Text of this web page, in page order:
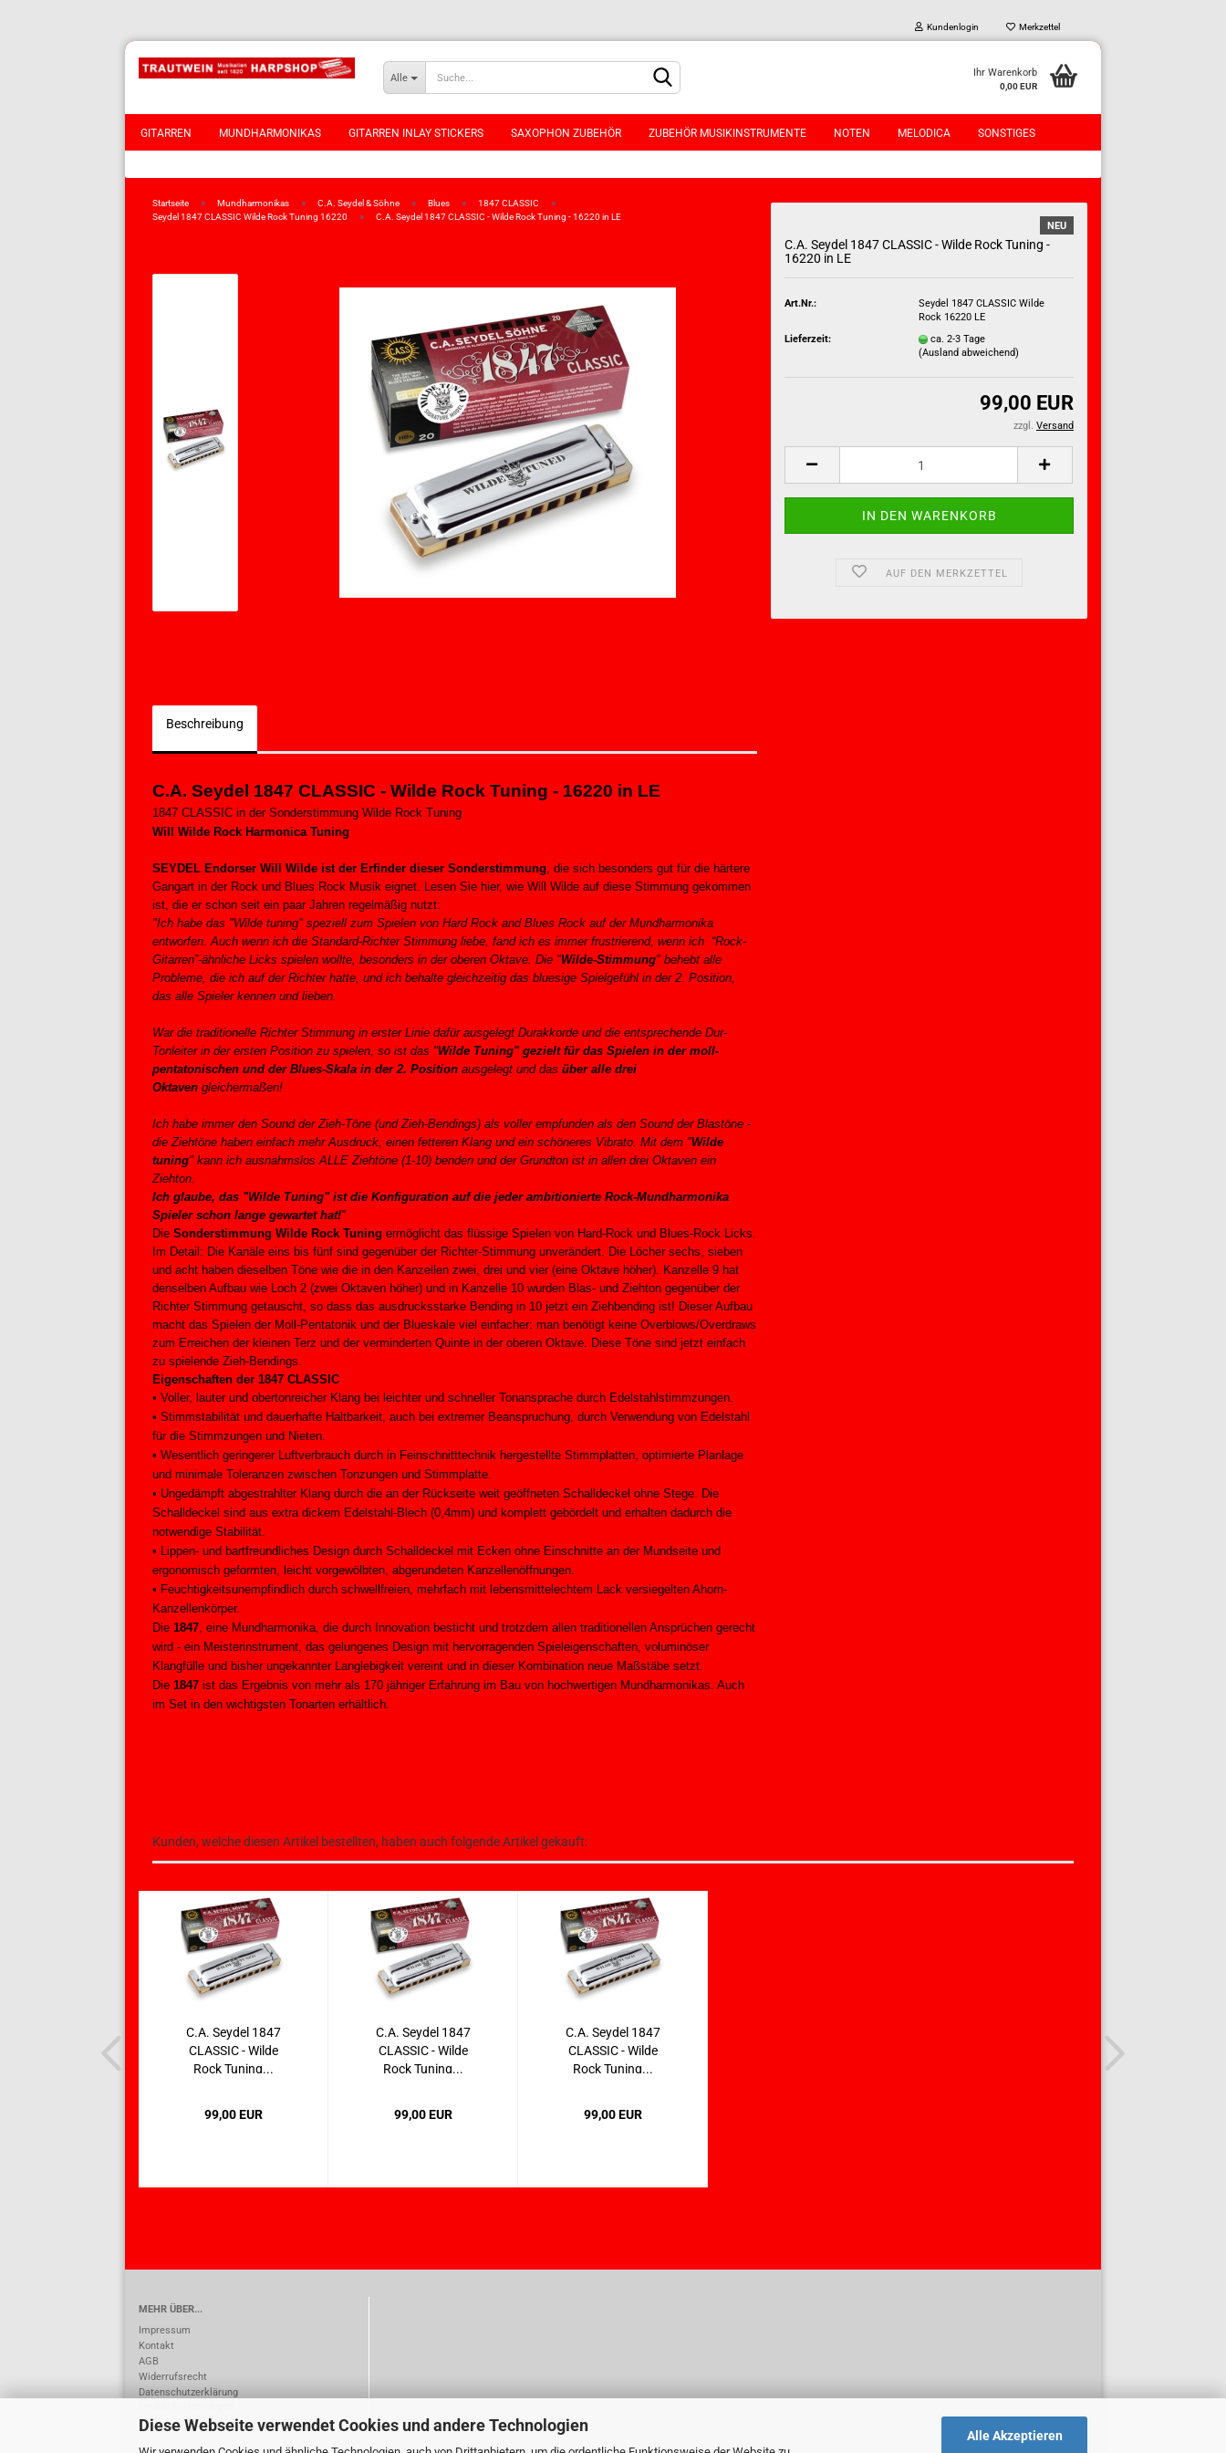
Diese Webseite verwendet Cookies und andere Technologien
Alle Akzeptieren
Kundenlogin Merkzettel
Alle Ihr Warenkorb
0,00 EUR
GITARREN MUNDHARMONIKAS GITARREN INLAY STICKERS SAXOPHON ZUBEHÖR ZUBEHÖR MUSIKINSTRUMENTE NOTEN MELODICA SONSTIGES
Startseite » Mundharmonikas » C.A. Seydel & Söhne » Blues » 1847 CLASSIC »
Seydel 1847 CLASSIC Wilde Rock Tuning 16220 » C.A. Seydel 1847 CLASSIC - Wilde Rock Tuning - 16220 in LE
NEU
C.A. Seydel 1847 CLASSIC - Wilde Rock Tuning -
16220 in LE
Art.Nr.:
Seydel 1847 CLASSIC Wilde
Rock 16220 LE
Lieferzeit:
ca. 2-3 Tage
(Ausland abweichend)
99,00 EUR
zzgl. Versand
AUF DEN MERKZETTEL
Beschreibung
C.A. Seydel 1847 CLASSIC - Wilde Rock Tuning - 16220 in LE
1847 CLASSIC in der Sonderstimmung Wilde Rock Tuning
Will Wilde Rock Harmonica Tuning
SEYDEL Endorser Will Wilde ist der Erfinder dieser Sonderstimmung, die sich besonders gut für die härtere
Gangart in der Rock und Blues Rock Musik eignet. Lesen Sie hier, wie Will Wilde auf diese Stimmung gekommen
ist, die er schon seit ein paar Jahren regelmäßig nutzt:
"Ich habe das "Wilde tuning" speziell zum Spielen von Hard Rock and Blues Rock auf der Mundharmonika
entworfen. Auch wenn ich die Standard-Richter Stimmung liebe, fand ich es immer frustrierend, wenn ich “Rock-
Gitarren”-ähnliche Licks spielen wollte, besonders in der oberen Oktave. Die "Wilde-Stimmung" behebt alle
Probleme, die ich auf der Richter hatte, und ich behalte gleichzeitig das bluesige Spielgefühl in der 2. Position,
das alle Spieler kennen und lieben.
War die traditionelle Richter Stimmung in erster Linie dafür ausgelegt Durakkorde und die entsprechende Dur-
Tonleiter in der ersten Position zu spielen, so ist das "Wilde Tuning" gezielt für das Spielen in der moll-
pentatonischen und der Blues-Skala in der 2. Position ausgelegt und das über alle drei
Oktaven gleichermaßen!
Ich habe immer den Sound der Zieh-Töne (und Zieh-Bendings) als voller empfunden als den Sound der Blastöne -
die Ziehtöne haben einfach mehr Ausdruck, einen fetteren Klang und ein schöneres Vibrato. Mit dem "Wilde
tuning" kann ich ausnahmslos ALLE Ziehtöne (1-10) benden und der Grundton ist in allen drei Oktaven ein
Ziehton.
Ich glaube, das "Wilde Tuning" ist die Konfiguration auf die jeder ambitionierte Rock-Mundharmonika
Spieler schon lange gewartet hat!"
Die Sonderstimmung Wilde Rock Tuning ermöglicht das flüssige Spielen von Hard-Rock und Blues-Rock Licks.
Im Detail: Die Kanäle eins bis fünf sind gegenüber der Richter-Stimmung unverändert. Die Löcher sechs, sieben
und acht haben dieselben Töne wie die in den Kanzellen zwei, drei und vier (eine Oktave höher). Kanzelle 9 hat
denselben Aufbau wie Loch 2 (zwei Oktaven höher) und in Kanzelle 10 wurden Blas- und Ziehton gegenüber der
Richter Stimmung getauscht, so dass das ausdrucksstarke Bending in 10 jetzt ein Ziehbending ist! Dieser Aufbau
macht das Spielen der Moll-Pentatonik und der Blueskale viel einfacher: man benötigt keine Overblows/Overdraws
zum Erreichen der kleinen Terz und der verminderten Quinte in der oberen Oktave. Diese Töne sind jetzt einfach
zu spielende Zieh-Bendings.
Eigenschaften der 1847 CLASSIC
• Voller, lauter und obertonreicher Klang bei leichter und schneller Tonansprache durch Edelstahlstimmzungen.
• Stimmstabilität und dauerhafte Haltbarkeit, auch bei extremer Beanspruchung, durch Verwendung von Edelstahl
für die Stimmzungen und Nieten.
• Wesentlich geringerer Luftverbrauch durch in Feinschnitttechnik hergestellte Stimmplatten, optimierte Planlage
und minimale Toleranzen zwischen Tonzungen und Stimmplatte.
• Ungedämpft abgestrahlter Klang durch die an der Rückseite weit geöffneten Schalldeckel ohne Stege. Die
Schalldeckel sind aus extra dickem Edelstahl-Blech (0,4mm) und komplett gebördelt und erhalten dadurch die
notwendige Stabilität.
• Lippen- und bartfreundliches Design durch Schalldeckel mit Ecken ohne Einschnitte an der Mundseite und
ergonomisch geformten, leicht vorgewölbten, abgerundeten Kanzellenöffnungen.
• Feuchtigkeitsunempfindlich durch schwellfreien, mehrfach mit lebensmittelechtem Lack versiegelten Ahorn-
Kanzellenkörper.
Die 1847, eine Mundharmonika, die durch Innovation besticht und trotzdem allen traditionellen Ansprüchen gerecht
wird - ein Meisterinstrument, das gelungenes Design mit hervorragenden Spieleigenschaften, voluminöser
Klangfülle und bisher ungekannter Langlebigkeit vereint und in dieser Kombination neue Maßstäbe setzt.
Die 1847 ist das Ergebnis von mehr als 170 jähriger Erfahrung im Bau von hochwertigen Mundharmonikas. Auch
im Set in den wichtigsten Tonarten erhältlich.
Kunden, welche diesen Artikel bestellten, haben auch folgende Artikel gekauft:
C.A. Seydel 1847
CLASSIC - Wilde
Rock Tuning...
99,00 EUR
C.A. Seydel 1847
CLASSIC - Wilde
Rock Tuning...
99,00 EUR
C.A. Seydel 1847
CLASSIC - Wilde
Rock Tuning...
99,00 EUR
MEHR ÜBER...
Impressum
Kontakt
AGB
Widerrufsrecht
Datenschutzerklärung